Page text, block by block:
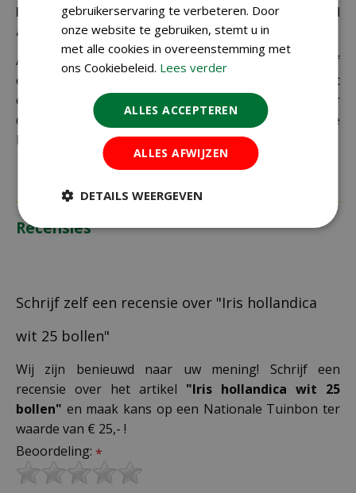
Let op: extra kosten bij niet ophalen of verkeerd
adres
Als je je pakket niet ophaalt bij een PostNL-punt of
een verkeerd afleveradres invult, zijn wij genoodzaakt
extra kosten in rekening te brengen. Controleer
daarom altijd goed je adresgegevens voordat je je
bestelling plaatst.
Recensies
Schrijf zelf een recensie over "Iris hollandica
wit 25 bollen"
Wij zijn benieuwd naar uw mening! Schrijf een
recensie over het artikel "Iris hollandica wit 25
bollen" en maak kans op een Nationale Tuinbon ter
waarde van € 25,- !
Beoordeling: *
gebruikerservaring te verbeteren. Door
onze website te gebruiken, stemt u in
met alle cookies in overeenstemming met
ons Cookiebeleid. Lees verder
ALLES ACCEPTEREN
ALLES AFWIJZEN
DETAILS WEERGEVEN